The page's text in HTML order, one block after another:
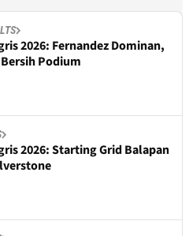
2026: Fernandez Dominan,
Podium
2026: Starting Grid Balapan